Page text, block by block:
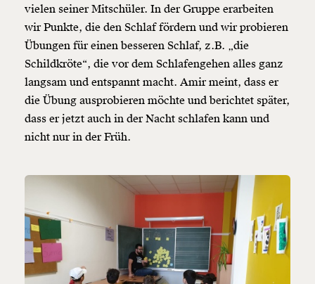
Veränderung
beginnt mit Dir!
WerdeFördermitgliedund wir können gemeinsam
unsere Wirtschaft so gestalten, dass sie für alle
funktioniert. Unsere Recherchen sind für alle frei im
Netz. Unabhängig und werbefrei. Und das wird auch
so bleiben. Kämpf’ mit uns für den Fortschritt und
unterstütze uns mit Deinem Mitgliedsbeitrag.
Du überweist lieber direkt?
vielen seiner Mitschüler. In der Gruppe erarbeiten
wir Punkte, die den Schlaf fördern und wir probieren
Übungen für einen besseren Schlaf, z.B. „die
Schildkröte“, die vor dem Schlafengehen alles ganz
langsam und entspannt macht. Amir meint, dass er
die Übung ausprobieren möchte und berichtet später,
dass er jetzt auch in der Nacht schlafen kann und
nicht nur in der Früh.